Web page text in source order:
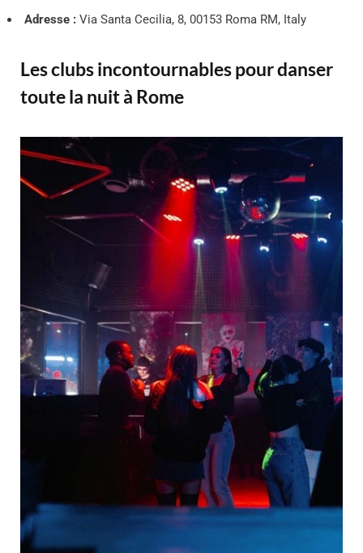
Adresse : Via Santa Cecilia, 8, 00153 Roma RM, Italy
Les clubs incontournables pour danser
toute la nuit à Rome